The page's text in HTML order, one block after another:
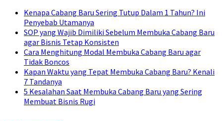
Kenapa Cabang Baru Sering Tutup Dalam 1 Tahun? Ini
Penyebab Utamanya
SOP yang Wajib Dimiliki Sebelum Membuka Cabang Baru
agar Bisnis Tetap Konsisten
Cara Menghitung Modal Membuka Cabang Baru agar
Tidak Boncos
Kapan Waktu yang Tepat Membuka Cabang Baru? Kenali
7 Tandanya
5 Kesalahan Saat Membuka Cabang Baru yang Sering
Membuat Bisnis Rugi